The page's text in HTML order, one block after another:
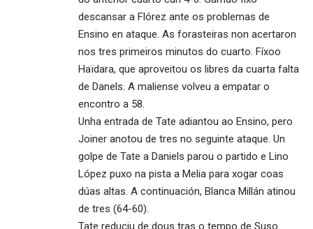
descansar a Flórez ante os problemas de
Ensino en ataque. As forasteiras non acertaron
nos tres primeiros minutos do cuarto. Fíxoo
Haïdara, que aproveitou os libres da cuarta falta
de Danels. A maliense volveu a empatar o
encontro a 58.
Unha entrada de Tate adiantou ao Ensino, pero
Joiner anotou de tres no seguinte ataque. Un
golpe de Tate a Daniels parou o partido e Lino
López puxo na pista a Melia para xogar coas
dúas altas. A continuación, Blanca Millán atinou
de tres (64-60).
Tate reduciu de dous tras o tempo de Suso